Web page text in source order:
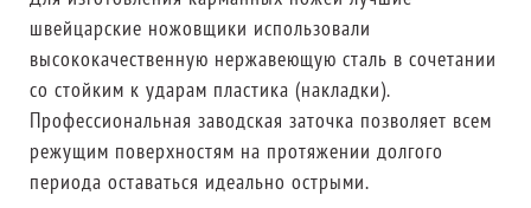
швейцарские ножовщики использовали
высококачественную нержавеющую сталь в сочетании
со стойким к ударам пластика (накладки).
Профессиональная заводская заточка позволяет всем
режущим поверхностям на протяжении долгого
периода оставаться идеально острыми.